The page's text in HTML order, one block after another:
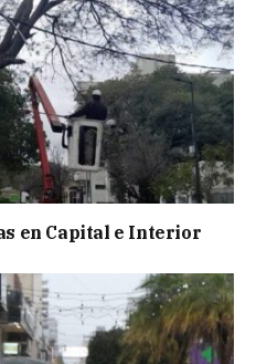
en Capital e Interior